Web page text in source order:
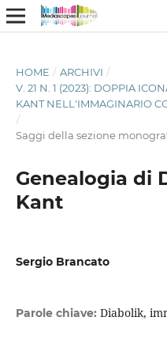
HOME / ARCHIVI /
V. 21 N. 1 (2023): DOPPIA
KANT NELL'IMMAGINARIO
/
Saggi della sezione
Genealogia di
Kant
Sergio Brancato
Parole chiave: Diabolik,